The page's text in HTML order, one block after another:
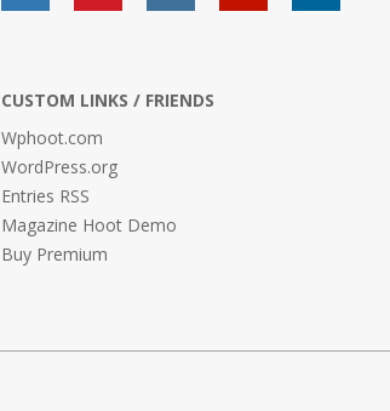
CUSTOM LINKS / FRIENDS
Wphoot.com
WordPress.org
Entries RSS
Magazine Hoot Demo
Buy Premium